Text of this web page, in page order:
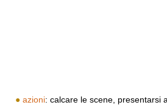
● azioni: calcare le scene, presentarsi